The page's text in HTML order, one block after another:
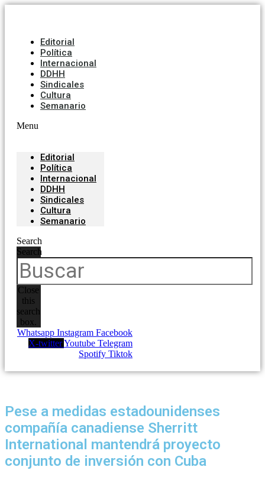
Editorial
Política
Internacional
DDHH
Sindicales
Cultura
Semanario
Menu
Editorial
Política
Internacional
DDHH
Sindicales
Cultura
Semanario
Search
Search
Close
this
search
box.
Whatsapp Instagram Facebook
X-twitterYoutube Telegram
Spotify Tiktok
Pese a medidas estadounidenses
compañía canadiense Sherritt
International mantendrá proyecto
conjunto de inversión con Cuba